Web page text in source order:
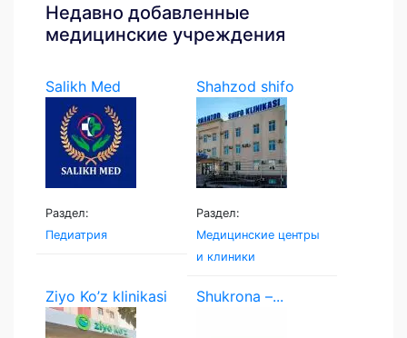
Недавно добавленные
медицинские учреждения
Salikh Med
Раздел:
Педиатрия
Shahzod shifo
klinikasi
Раздел:
Медицинские центры
и клиники
Ziyo Ko’z klinikasi Shukrona –...